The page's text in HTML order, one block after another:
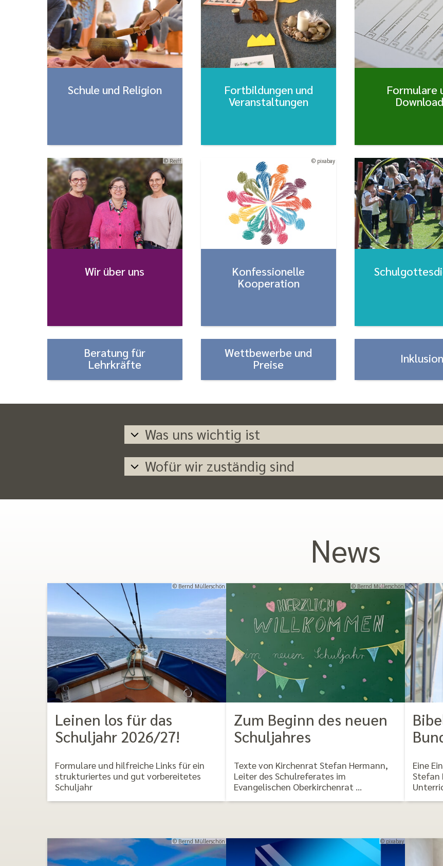
Schule und Religion
Wir über uns
© Reiff
Beratung für
Lehrkräfte
Fortbildungen und
Veranstaltungen
Konfessionelle
Kooperation
© pixabay
Wettbewerbe und
Preise
Formulare
Inklusion
Was uns wichtig ist
Wofür wir zuständig sind
News
© Bernd Müllerschön
Leinen los für das
Schuljahr 2026/27!
Formulare und hilfreiche Links für ein
strukturiertes und gut vorbereitetes
Schuljahr
© Bernd Müllerschön
Zum Beginn des neuen
Schuljahres
Texte von Kirchenrat Stefan Hermann,
Leiter des Schulreferates im
Evangelischen Oberkirchenrat …
Eine
Stefan
© Bernd Müllerschön © pixabay